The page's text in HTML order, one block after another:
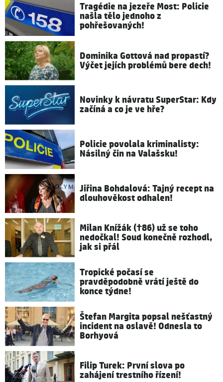
Tragédie na jezeře Most: Policie
našla tělo jednoho z
pohřešovaných!
Dominika Gottová nad propastí?
Výčet jejích problémů bere dech!
Novinky k návratu SuperStar: Kdy
začíná a co je ve hře?
Policie povolala kriminalisty:
Násilný čin na Valašsku!
Jiřina Bohdalová: Tajný recept na
dlouhověkost odhalen!
Milan Knížák (†86) už se toho
nedočkal! Soud konečně rozhodl,
jak si přál
Tropické počasí se
pravděpodobně vrátí ještě do
konce týdne!
Štefan Margita popsal nešťastný
incident na oslavě! Odnesla to
Borhyová
Filip Turek: První slova po
zahájení trestního řízení!